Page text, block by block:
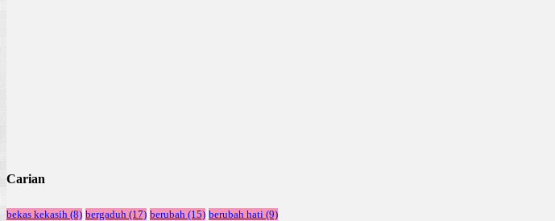
Carian
bekas kekasih (8) bergaduh (17) berubah (15) berubah hati (9)